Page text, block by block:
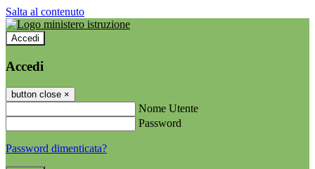
Salta al contenuto
Accedi
Accedi
button close ×
Nome Utente
Password
Password dimenticata?